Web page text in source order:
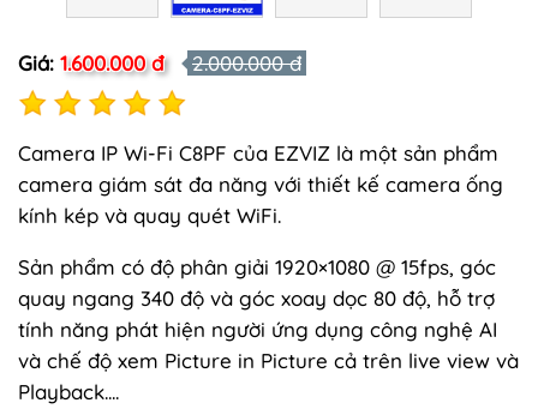
Giá: 1.600.000 đ 2.000.000 đ
Camera IP Wi-Fi C8PF của EZVIZ là một sản phẩm
camera giám sát đa năng với thiết kế camera ống
kính kép và quay quét WiFi.
Sản phẩm có độ phân giải 1920×1080 @ 15fps, góc
quay ngang 340 độ và góc xoay dọc 80 độ, hỗ trợ
tính năng phát hiện người ứng dụng công nghệ AI
và chế độ xem Picture in Picture cả trên live view và
Playback....